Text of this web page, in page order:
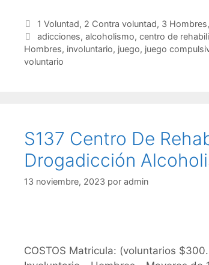
c
e
b
itt
er
ai
l
at
s
m
p
Categorías
1 Voluntad, 2 Contra voluntad, 3 Hombres,
Etiquetas
adicciones, alcoholismo, centro de
Hombres, involuntario, juego, juego
voluntario
S137 Centro De
Drogadicción
13 noviembre, 2023 por admin
COSTOS Matricula: (voluntarios